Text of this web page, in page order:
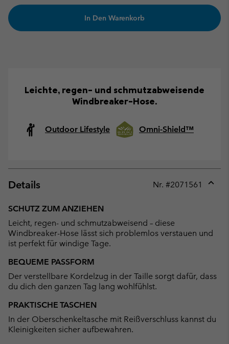
In Den Warenkorb
Leichte, regen- und schmutzabweisende
Windbreaker-Hose.
Outdoor Lifestyle Omni-Shield™
Details Nr. #2071561
SCHUTZ ZUM ANZIEHEN
Leicht, regen- und schmutzabweisend – diese
Windbreaker-Hose lässt sich problemlos verstauen und
ist perfekt für windige Tage.
BEQUEME PASSFORM
Der verstellbare Kordelzug in der Taille sorgt dafür, dass
du dich den ganzen Tag lang wohlfühlst.
PRAKTISCHE TASCHEN
In der Oberschenkeltasche mit Reißverschluss kannst du
Kleinigkeiten sicher aufbewahren.